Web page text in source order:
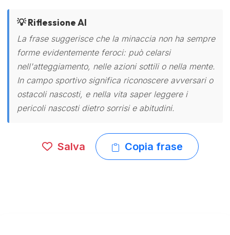
💡 Riflessione AI
La frase suggerisce che la minaccia non ha sempre
forme evidentemente feroci: può celarsi
nell'atteggiamento, nelle azioni sottili o nella mente.
In campo sportivo significa riconoscere avversari o
ostacoli nascosti, e nella vita saper leggere i
pericoli nascosti dietro sorrisi e abitudini.
Salva Copia frase